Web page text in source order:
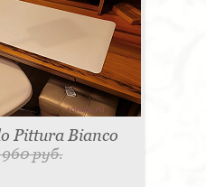
Pittura Bianco
руб.